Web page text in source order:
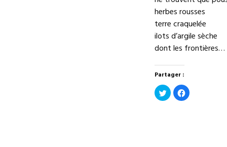
herbes rousses
terre craquelée
ilots d’argile sèche
dont les frontières…
Partager :
Cliquez
pour
partager
Cliquez
pour